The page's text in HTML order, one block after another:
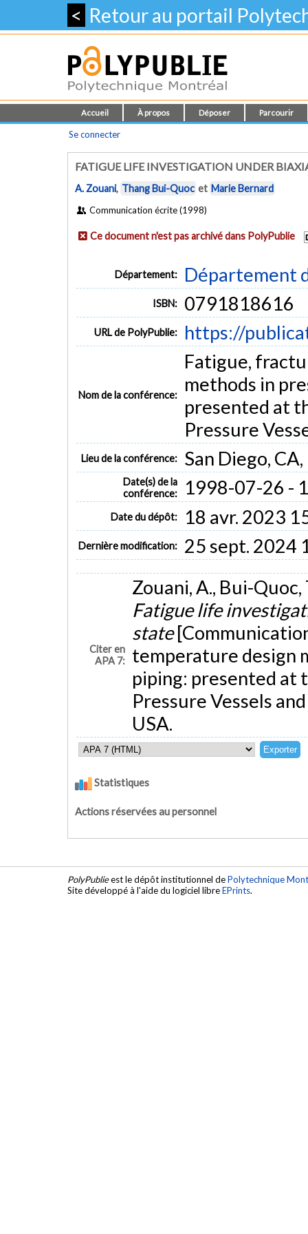
< Retour au portail
Accueil À propos Déposer Parcourir
Se connecter
FATIGUE LIFE INVESTIGATION UNDER
A. Zouani, Thang Bui-Quoc et Marie Bernard
Communication écrite (1998)
Ce document n'est pas archivé dans PolyPublie
Département: Département
ISBN: 0791818616
URL de PolyPublie: https://
Nom de la conférence:
Fatigue,
methods in
presented at
Pressure
Lieu de la conférence: San Diego,
Date(s) de la
conférence:
1998-07-26 -
Date du dépôt: 18 avr. 2023
Dernière modification: 25 sept. 2024
Citer en
APA 7:
Zouani, A., Bui-
Fatigue life
state
temperature design
piping: presented at
Pressure Vessels
USA.
Statistiques
Actions réservées au personnel
PolyPublieest le dépôt institutionnel dePolytechnique
Site développé à l'aide du logiciel libreEPrints.